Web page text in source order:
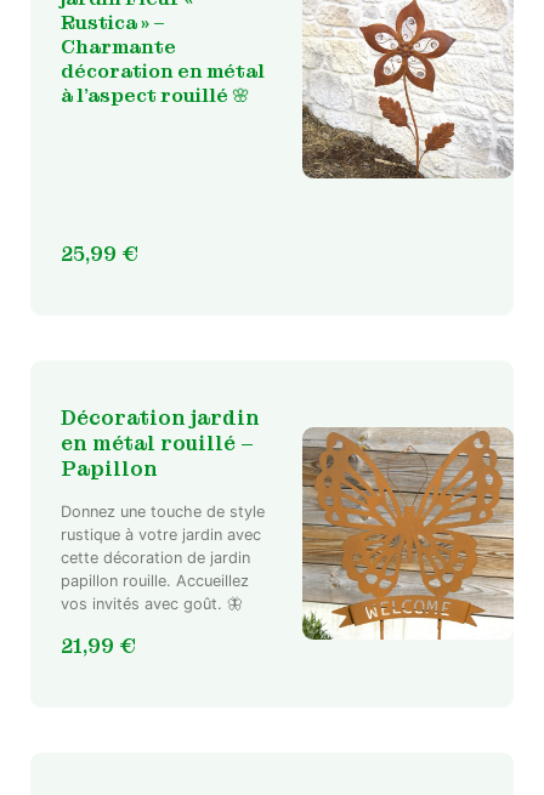
Rustica » –
Charmante
décoration en métal
à l’aspect rouillé 🌸
25,99 €
Décoration jardin
en métal rouillé –
Papillon
Donnez une touche de style
rustique à votre jardin avec
cette décoration de jardin
papillon rouille. Accueillez
vos invités avec goût. 🦋
21,99 €